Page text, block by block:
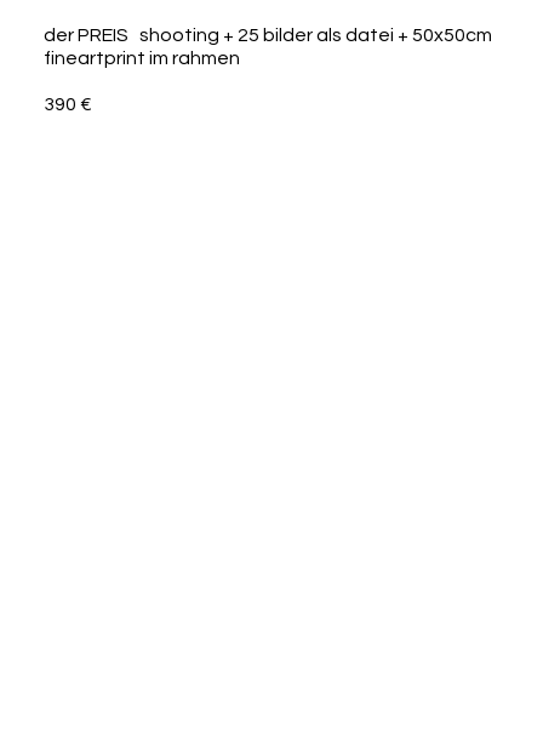
der PREIS shooting + 25 bilder als datei + 50x50cm
fineartprint im rahmen
390 €